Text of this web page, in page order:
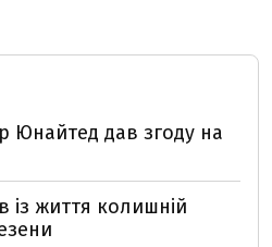
Юнайтед дав згоду на
із життя колишній